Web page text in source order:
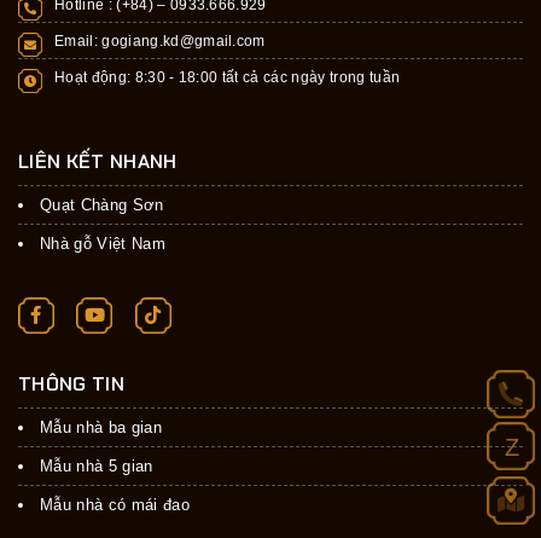
Hotline : (+84) – 0933.666.929
Email:gogiang.kd@gmail.com
Hoạt động: 8:30 - 18:00 tất cả các ngày trong tuần
LIÊN KẾT NHANH
Quạt Chàng Sơn
Nhà gỗ Việt Nam
THÔNG TIN
Mẫu nhà ba gian
Mẫu nhà 5 gian
Mẫu nhà có mái đao
Z